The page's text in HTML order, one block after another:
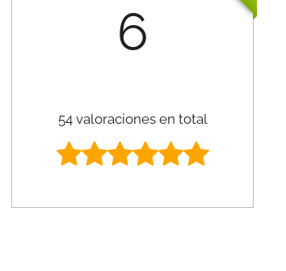
6
54 valoraciones en total